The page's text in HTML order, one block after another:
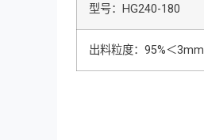
型号：HG240-180
出料粒度：95%＜3mm